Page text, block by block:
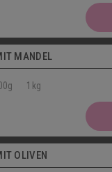
MANDEL
1kg
OLIVEN